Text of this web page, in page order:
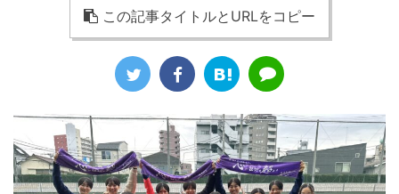
この記事タイトルとURLをコピー